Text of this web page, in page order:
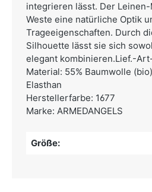
integrieren lässt. Der
Weste eine natürliche Optik
Trageeigenschaften. Durch
Silhouette lässt sie sich
elegant kombinieren.Lief.-
Material: 55% Baumwolle
Elasthan
Herstellerfarbe: 1677
Marke: ARMEDANGELS
Größe: